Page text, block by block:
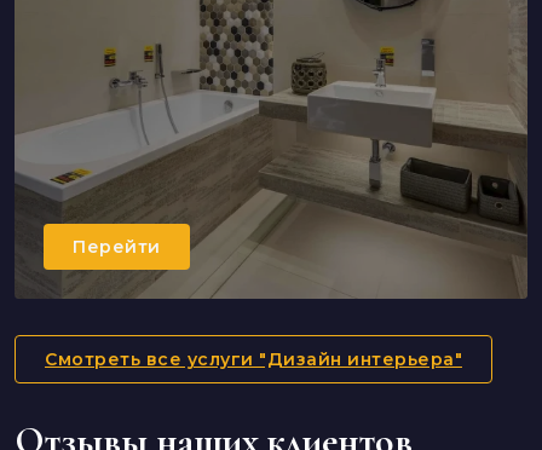
Перейти
Смотреть все услуги "Дизайн интерьера"